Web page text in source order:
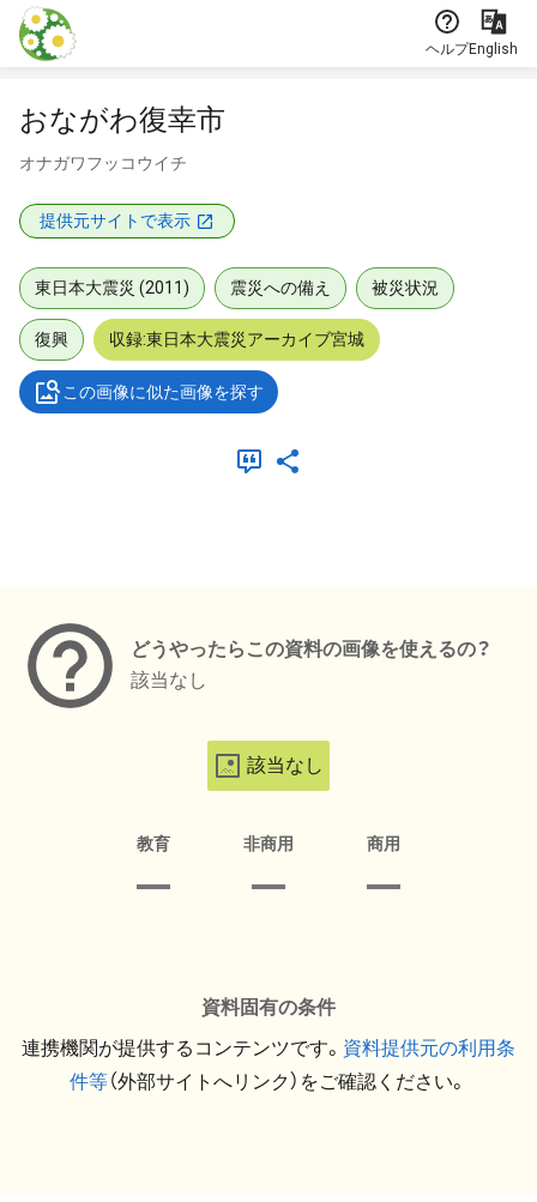
本文に飛ぶ
ヘルプEnglish
おながわ復幸市
オナガワフッコウイチ
提供元サイトで表示
東日本大震災 (2011) 震災への備え 被災状況
復興 収録:東日本大震災アーカイブ宮城
この画像に似た画像を探す
どうやったらこの資料の画像を使えるの？
該当なし
該当なし
教育 非商用 商用
資料固有の条件
連携機関が提供するコンテンツです。 資料提供元の利用条
件等（外部サイトへリンク）をご確認ください。